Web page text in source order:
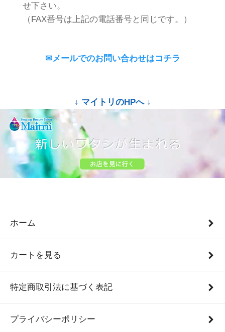
せ下さい。
（FAX番号は上記の電話番号と同じです。）
✉メールでのお問い合わせはコチラ
↓ マイトリのHPへ ↓
ホーム
カートを見る
特定商取引法に基づく表記
プライバシーポリシー